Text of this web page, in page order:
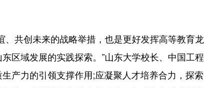
共创未来的战略举措，也是更好发挥高等教育龙
区域发展的实践探索。”山东大学校长、中国工程
产力的引领支撑作用;应凝聚人才培养合力，探索